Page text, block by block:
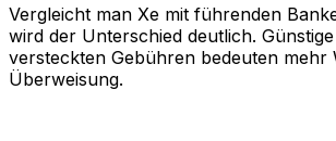
Vergleicht man Xe mit führenden
wird der Unterschied deutlich.
versteckten Gebühren bedeuten mehr
Überweisung.